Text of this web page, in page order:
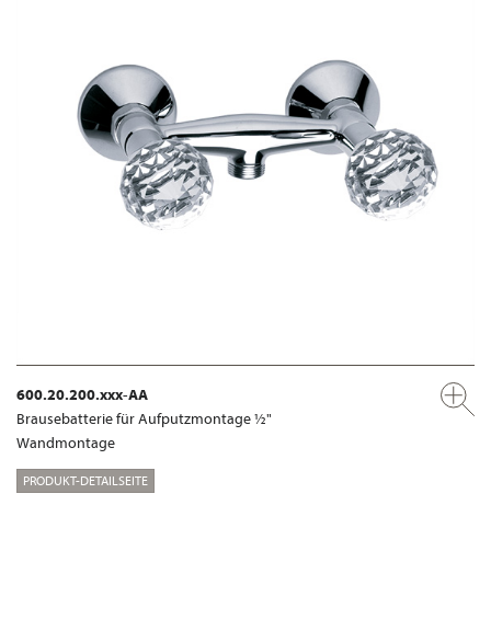
600.20.200.xxx-AA
Brausebatterie für Aufputzmontage ½"
Wandmontage
PRODUKT-DETAILSEITE